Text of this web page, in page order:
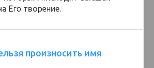
Его творение.
произносить имя